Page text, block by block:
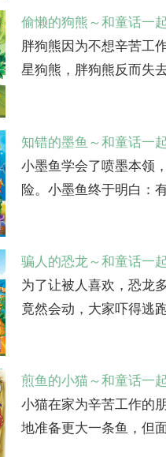
偷懒的狗熊～和童话一
胖狗熊因为不想辛苦工
星狗熊，胖狗熊反而失
知错的墨鱼～和童话一
小墨鱼学会了喷墨本领
险。小墨鱼终于明白：
骗人的恐龙～和童话一
为了让被人喜欢，恐龙
竟然会动，大家吓得逃
煎鱼的小猫～和童话一
小猫在家为辛苦工作的
地准备更大一条鱼，但